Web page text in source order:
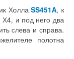
ХоллаSS451A, к
и под него два
слева и справа.
полотна